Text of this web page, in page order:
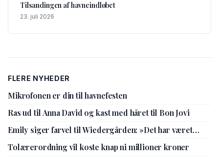
Tilsandingen af havneindløbet
23. juli 2026
FLERE NYHEDER
Mikrofonen er din til havnefesten
Ras ud til Anna David og kast med håret til Bon Jovi
Emily siger farvel til Wiedergården: »Det har været
Tolærerordning vil koste knap ni millioner kroner